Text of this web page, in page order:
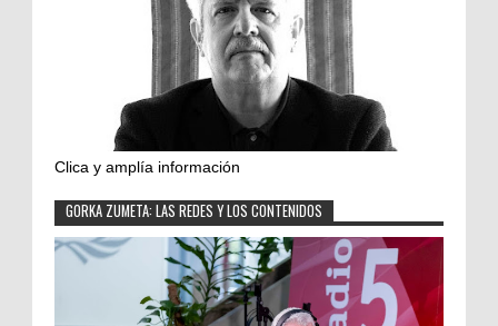
Clica y amplía información
GORKA ZUMETA: LAS REDES Y LOS CONTENIDOS